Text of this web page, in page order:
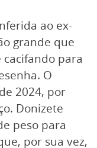
ao ex-
grande que
para
O
2024, por
Donizete
peso para
por sua vez,